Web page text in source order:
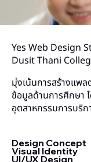
Yes Web Design
Dusit Thani
มุ่งเน้นการสร้างแพ
ข้อมูลด้านการศึกษา
อุตสาหกรรมการบริก
Design Concept
Visual Identity
UI/UX Design